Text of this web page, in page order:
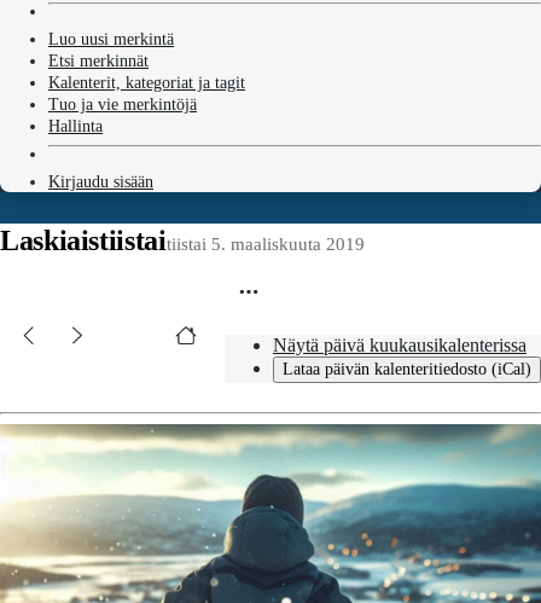
Luo uusi merkintä
Etsi merkinnät
Kalenterit, kategoriat ja tagit
Tuo ja vie merkintöjä
Hallinta
Kirjaudu sisään
Laskiaistiistaitiistai 5. maaliskuuta 2019
Näytä päivä kuukausikalenterissa
Lataa päivän kalenteritiedosto (iCal)